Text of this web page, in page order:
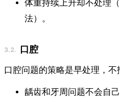
体重持续上升却不处理
法）。
口腔
口腔问题的策略是早处理，不
龋齿和牙周问题不会自